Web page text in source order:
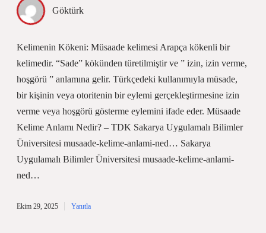
Göktürk
Kelimenin Kökeni: Müsaade kelimesi Arapça kökenli bir
kelimedir. “Sade” kökünden türetilmiştir ve ” izin, izin verme,
hoşgörü ” anlamına gelir. Türkçedeki kullanımıyla müsade,
bir kişinin veya otoritenin bir eylemi gerçekleştirmesine izin
verme veya hoşgörü gösterme eylemini ifade eder. Müsaade
Kelime Anlamı Nedir? – TDK Sakarya Uygulamalı Bilimler
Üniversitesi musaade-kelime-anlami-ned… Sakarya
Uygulamalı Bilimler Üniversitesi musaade-kelime-anlami-
ned…
Ekim 29, 2025 Yanıtla